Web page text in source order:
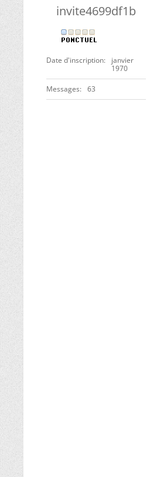
invite4699df1b
Date d'inscription
janvier
1970
Messages 63